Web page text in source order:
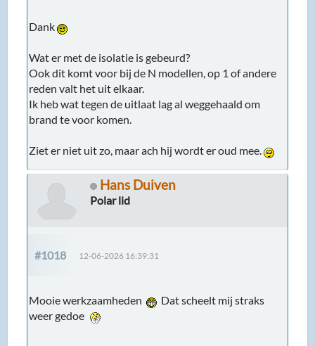
Dank
Wat er met de isolatie is gebeurd?
Ook dit komt voor bij de N modellen, op 1 of andere
reden valt het uit elkaar.
Ik heb wat tegen de uitlaat lag al weggehaald om
brand te voor komen.
Ziet er niet uit zo, maar ach hij wordt er oud mee.
Hans Duiven
Polar lid
#1018 12-06-2026 16:39:31
Mooie werkzaamheden
Dat scheelt mij straks
weer gedoe